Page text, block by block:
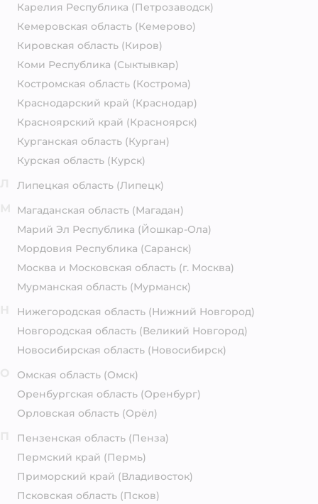
Карелия Республика (Петрозаводск)
Кемеровская область (Кемерово)
Кировская область (Киров)
Коми Республика (Сыктывкар)
Костромская область (Кострома)
Краснодарский край (Краснодар)
Красноярский край (Красноярск)
Курганская область (Курган)
Курская область (Курск)
Липецкая область (Липецк)
Магаданская область (Магадан)
Марий Эл Республика (Йошкар-Ола)
Мордовия Республика (Саранск)
Москва и Московская область (г. Москва)
Мурманская область (Мурманск)
Нижегородская область (Нижний Новгород)
Новгородская область (Великий Новгород)
Новосибирская область (Новосибирск)
Омская область (Омск)
Оренбургская область (Оренбург)
Орловская область (Орёл)
Пензенская область (Пенза)
Пермский край (Пермь)
Приморский край (Владивосток)
Псковская область (Псков)